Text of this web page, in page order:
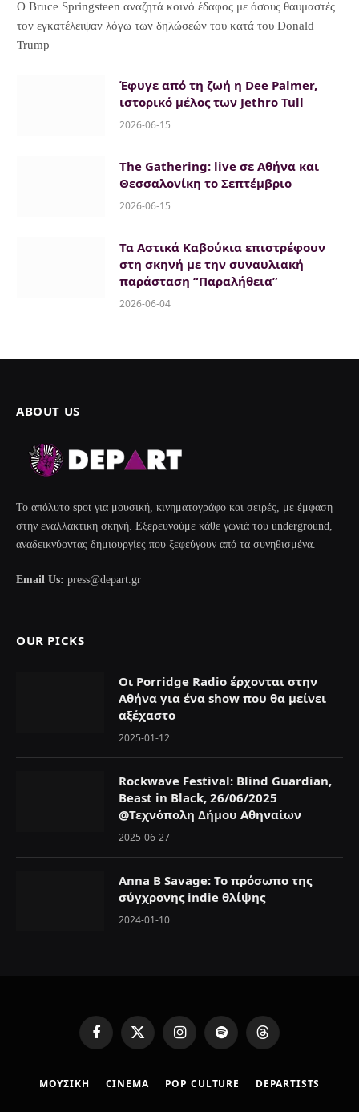
Ο Bruce Springsteen αναζητά κοινό έδαφος με όσους θαυμαστές
τον εγκατέλειψαν λόγω των δηλώσεών του κατά του Donald
Trump
Έφυγε από τη ζωή η Dee Palmer,
ιστορικό μέλος των Jethro Tull
2026-06-15
The Gathering: live σε Αθήνα και
Θεσσαλονίκη το Σεπτέμβριο
2026-06-15
Τα Αστικά Καβούκια επιστρέφουν
στη σκηνή με την συναυλιακή
παράσταση “Παραλήθεια”
2026-06-04
ABOUT US
Το απόλυτο spot για μουσική, κινηματογράφο και σειρές, με έμφαση
στην εναλλακτική σκηνή. Εξερευνούμε κάθε γωνιά του underground,
αναδεικνύοντας δημιουργίες που ξεφεύγουν από τα συνηθισμένα.
Email Us: press@depart.gr
OUR PICKS
Οι Porridge Radio έρχονται στην
Αθήνα για ένα show που θα μείνει
αξέχαστο
2025-01-12
Rockwave Festival: Blind Guardian,
Beast in Black, 26/06/2025
@Τεχνόπολη Δήμου Αθηναίων
2025-06-27
Anna B Savage: To πρόσωπο της
σύγχρονης indie θλίψης
2024-01-10
F
X
w
I
t
S
t
T
e
ΜΟΥΣΙΚΗ CINEMA POP CULTURE DEPARTISTS